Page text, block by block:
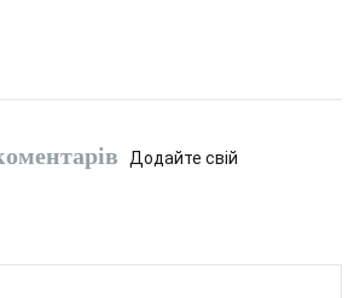
Додайте свій